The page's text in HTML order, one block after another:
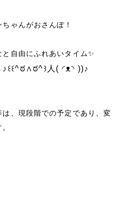
ゃんがおさんぽ！
自由にふれあいタイム✨
♪꒰꒰^ಠ∧ಠ^꒱人( ◜ᴥ◝ ))♪
、 現段階での予定であり、変